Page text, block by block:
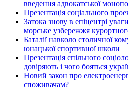
введення адвокатської
Презентація соціального
Затока знову в епіцентрі
морське узбережжя
Баталії навколо столичної
юнацької спортивної школи
Презентація спільного
довіряють і чого бояться
Новий закон про
споживачам?